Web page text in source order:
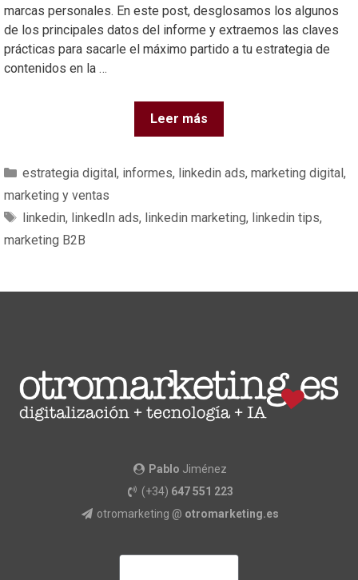
marcas personales. En este post, desglosamos los algunos
de los principales datos del informe y extraemos las claves
prácticas para sacarle el máximo partido a tu estrategia de
contenidos en la …
Leer más
estrategia digital, informes, linkedin ads, marketing digital,
marketing y ventas
linkedin, linkedIn ads, linkedin marketing, linkedin tips,
marketing B2B
Pablo Jiménez
(+34) 647 551 223
otromarketing @ otromarketing.es